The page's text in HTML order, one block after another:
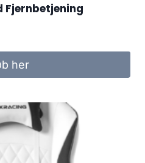
Fjernbetjening
kr..her